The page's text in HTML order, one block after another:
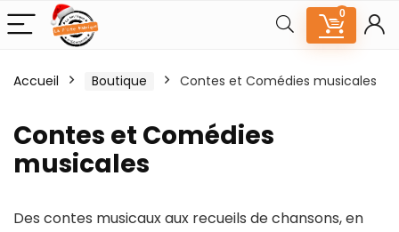
0
Accueil Boutique Contes et Comédies musicales
Contes et Comédies
musicales
Des contes musicaux aux recueils de chansons, en